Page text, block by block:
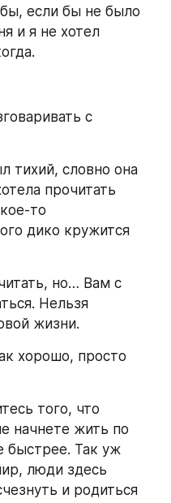
если бы не было
и я не хотел
с
тихий, словно она
прочитать
то
дико кружится
но… Вам с
Нельзя
жизни.
хорошо, просто
того, что
начнете жить по
быстрее. Так уж
люди здесь
и родиться